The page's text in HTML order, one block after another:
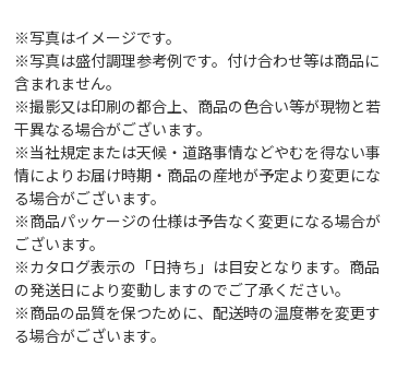
※写真はイメージです。
※写真は盛付調理参考例です。付け合わせ等は商品に
含まれません。
※撮影又は印刷の都合上、商品の色合い等が現物と若
干異なる場合がございます。
※当社規定または天候・道路事情などやむを得ない事
情によりお届け時期・商品の産地が予定より変更にな
る場合がございます。
※商品パッケージの仕様は予告なく変更になる場合が
ございます。
※カタログ表示の「日持ち」は目安となります。商品
の発送日により変動しますのでご了承ください。
※商品の品質を保つために、配送時の温度帯を変更す
る場合がございます。